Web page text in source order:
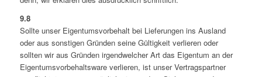
9.8
Sollte unser Eigentumsvorbehalt bei Lieferungen ins Ausland
oder aus sonstigen Gründen seine Gültigkeit verlieren oder
sollten wir aus Gründen irgendwelcher Art das Eigentum an der
Eigentumsvorbehaltsware verlieren, ist unser Vertragspartner